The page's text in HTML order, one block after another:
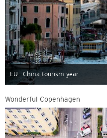
EU–China tourism year
Wonderful Copenhagen